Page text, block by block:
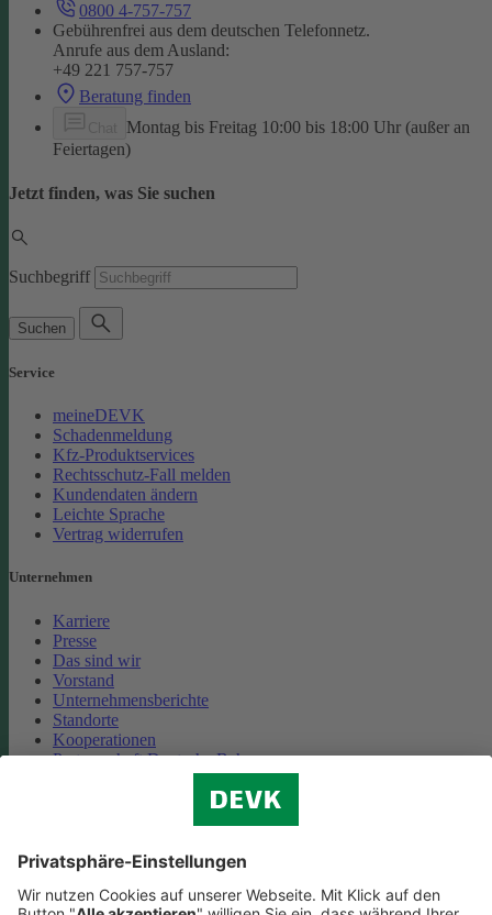
0800 4-757-757
Gebührenfrei aus dem deutschen Telefonnetz.
Anrufe aus dem Ausland:
+49 221 757-757
Beratung finden
Montag bis Freitag 10:00 bis 18:00 Uhr (außer an
Feiertagen)
Jetzt finden, was Sie suchen
Suchbegriff
Suchen
Service
meineDEVK
Schadenmeldung
Kfz-Produktservices
Rechtsschutz-Fall melden
Kundendaten ändern
Leichte Sprache
Vertrag widerrufen
Unternehmen
Karriere
Presse
Das sind wir
Vorstand
Unternehmensberichte
Standorte
Kooperationen
Partnerschaft Deutsche Bahn